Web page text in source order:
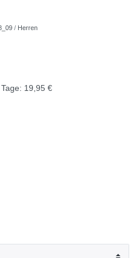
/ Herren
19,95 €